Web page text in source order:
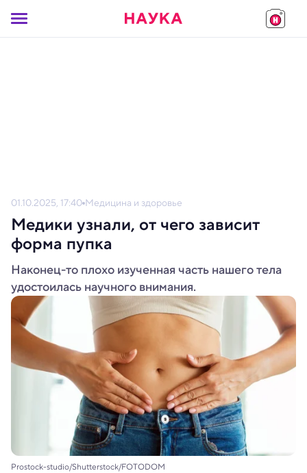
01.10.2025, 17:40 Медицина и здоровье
Медики узнали, от чего зависит
форма пупка
Наконец-то плохо изученная часть нашего тела
удостоилась научного внимания.
Prostock-studio/Shutterstock/FOTODOM